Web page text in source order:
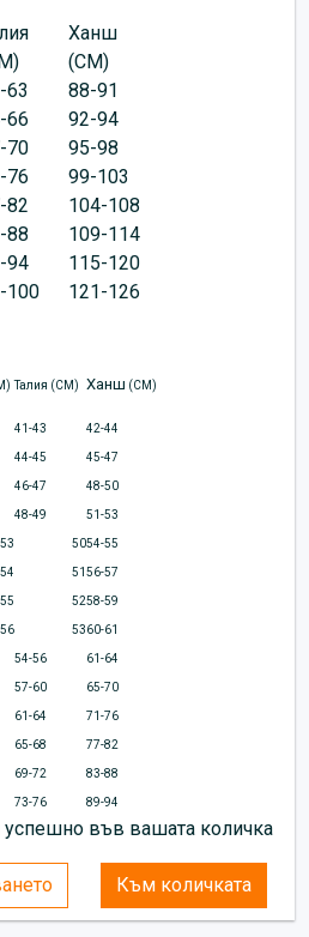
Ханш
(CM)
63
88-91
66
92-94
70
95-98
76
99-103
82
104-108
88
109-114
94
115-120
100
121-126
Талия (CM) Ханш (CM)
41-43 42-44
44-45 45-47
46-47 48-50
48-49 51-53
53 5054-55
54 5156-57
55 5258-59
56 5360-61
54-56 61-64
57-60 65-70
61-64 71-76
65-68 77-82
69-72 83-88
73-76 89-94
успешно във вашата количка
Към количката